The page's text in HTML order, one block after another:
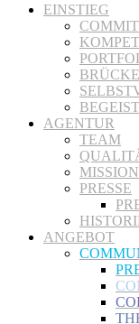
EINSTIEG
AGENTUR
TEAM
MISSION
PRESSE
ANGEBOT